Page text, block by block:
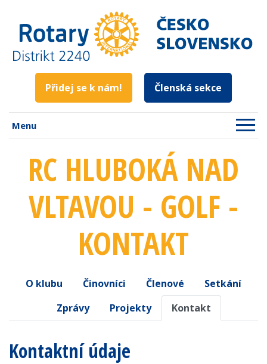
Přidej se k nám! Členská sekce
Menu
RC HLUBOKÁ NAD
VLTAVOU - GOLF -
KONTAKT
O klubu Činovníci Členové
Setkání
Zprávy
Projekty Kontakt
Kontaktní údaje